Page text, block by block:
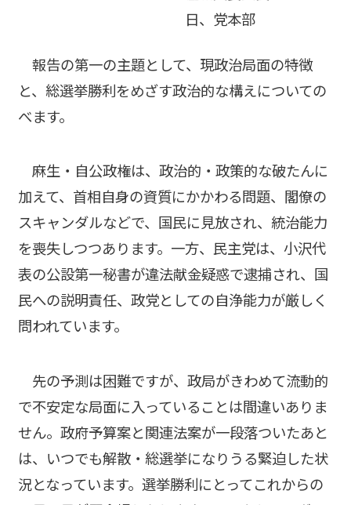
日、党本部
報告の第一の主題として、現政治局面の特徴
と、総選挙勝利をめざす政治的な構えについての
べます。
麻生・自公政権は、政治的・政策的な破たんに
加えて、首相自身の資質にかかわる問題、閣僚の
スキャンダルなどで、国民に見放され、統治能力
を喪失しつつあります。一方、民主党は、小沢代
表の公設第一秘書が違法献金疑惑で逮捕され、国
民への説明責任、政党としての自浄能力が厳しく
問われています。
先の予測は困難ですが、政局がきわめて流動的
で不安定な局面に入っていることは間違いありま
せん。政府予算案と関連法案が一段落ついたあと
は、いつでも解散・総選挙になりうる緊迫した状
況となっています。選挙勝利にとってこれからの